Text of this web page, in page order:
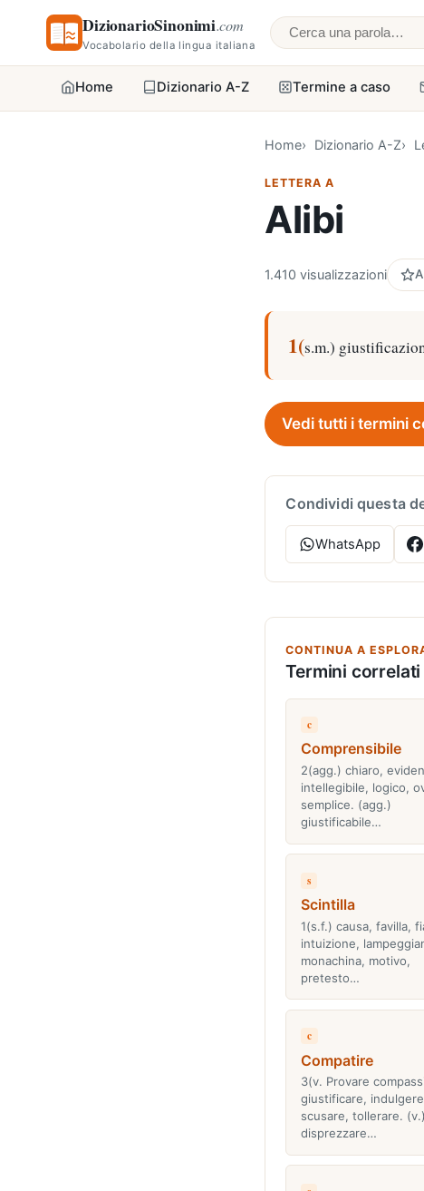
DizionarioSinonimi.com
Vocabolario della lingua italiana Cerca una parola
Home Dizionario A-Z Termine a caso
Home Dizionario A-Z
LETTERA A
Alibi
1.410 visualizzazioni
1(s.m.)
Vedi tutti i termini
Condividi questa
WhatsApp
CONTINUA A
Termini correlati
c
Comprensibile
2(agg.) chiaro,
intellegibile, logico,
semplice. (agg.)
giustificabile…
s
Scintilla
1(s.f.) causa, favilla,
intuizione,
monachina, motivo,
pretesto…
c
Compatire
3(v. Provare
giustificare,
scusare, tollerare. (v.)
disprezzare…